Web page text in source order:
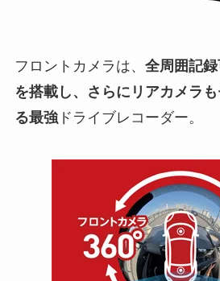
フロントカメラは、 全周囲記
を搭載し、さらにリアカメラ
る最強ドライブレコーダー。